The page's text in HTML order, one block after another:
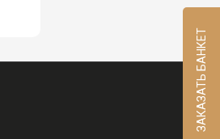
ЗАКАЗАТЬ БАНКЕТ